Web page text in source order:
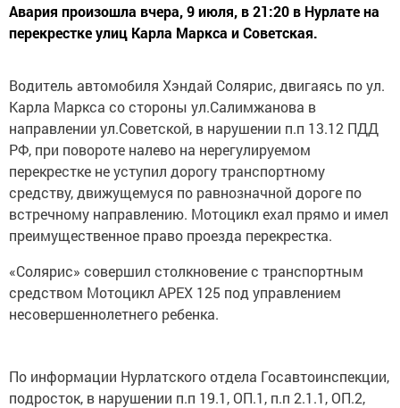
Авария произошла вчера, 9 июля, в 21:20 в Нурлате на
перекрестке улиц Карла Маркса и Советская.
Водитель автомобиля Хэндай Солярис, двигаясь по ул.
Карла Маркса со стороны ул.Салимжанова в
направлении ул.Советской, в нарушении п.п 13.12 ПДД
РФ, при повороте налево на нерегулируемом
перекрестке не уступил дорогу транспортному
средству, движущемуся по равнозначной дороге по
встречному направлению. Мотоцикл ехал прямо и имел
преимущественное право проезда перекрестка.
«Солярис» совершил столкновение с транспортным
средством Мотоцикл APEX 125 под управлением
несовершеннолетнего ребенка.
По информации Нурлатского отдела Госавтоинспекции,
подросток, в нарушении п.п 19.1, ОП.1, п.п 2.1.1, ОП.2,